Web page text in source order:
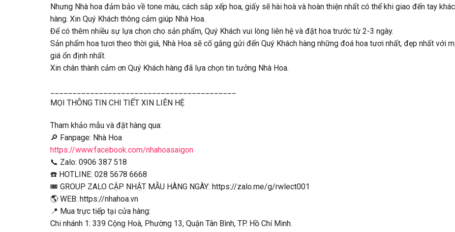
Nhưng Nhà hoa đảm bảo về tone màu, cách sắp xếp hoa, giấy sẽ hài hoà và hoàn thiện nhất có thể khi giao đến tay
hàng. Xin Quý Khách thông cảm giúp Nhà Hoa.
Để có thêm nhiều sự lựa chọn cho sản phẩm, Quý Khách vui lòng liên hệ và đặt hoa trước từ 2-3 ngày.
Sản phẩm hoa tươi theo thời giá, Nhà Hoa sẽ cố gắng gửi đến Quý Khách hàng những đoá hoa tươi nhất, đẹp nhất với
giá ổn định nhất.
Xin chân thành cảm ơn Quý Khách hàng đã lựa chọn tin tưởng Nhà Hoa.
MỌI THÔNG TIN CHI TIẾT XIN LIÊN HỆ
Tham khảo mẫu và đặt hàng qua:
🔎 Fanpage: Nhà Hoa
https://www.facebook.com/nhahoasaigon
📞 Zalo: 0906 387 518
☎️ HOTLINE: 028 5678 6668
🎟 GROUP ZALO CẬP NHẬT MẪU HÀNG NGÀY: https://zalo.me/g/rwlect001
🌎 WEB: https://nhahoa.vn
📍 Mua trực tiếp tại cửa hàng:
Chi nhánh 1: 339 Cộng Hoà, Phường 13, Quận Tân Bình, TP. Hồ Chí Minh.